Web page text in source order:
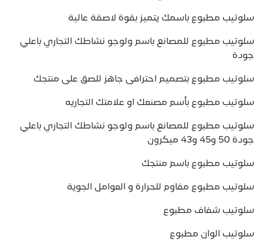
سلوتيب مطبوع باسمك يتميز بقوة لاصقة عالية
سلوتيب مطبوع للمصانع باسم ولوجو نشاطك التجاري باعلي
جودة
سلوتيب مطبوع بتصميم احترافى جاهز للصق على منتجك
سلوتيب مطبوع بأسم مصنعك او علامتك التجاريه
سلوتيب مطبوع للمصانع باسم ولوجو نشاطك التجاري باعلي
جودة 50 و45 و43 ميكرون
سلوتيب مطبوع باسم منتجك
سلوتيب مطبوع مقاوم للحرارة و العوامل الجوية
سلوتيب شفاف مطبوع
سلوتيب الوان مطبوع